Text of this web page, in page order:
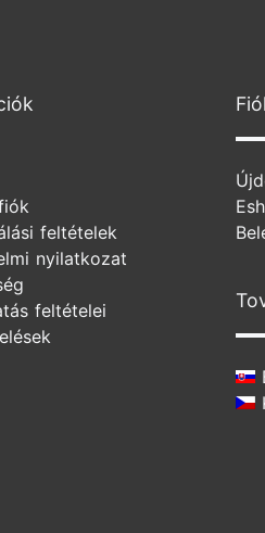
feltételek
nyilatkozat
feltételei